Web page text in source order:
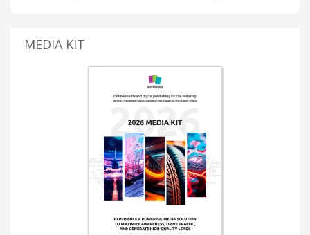
MEDIA KIT